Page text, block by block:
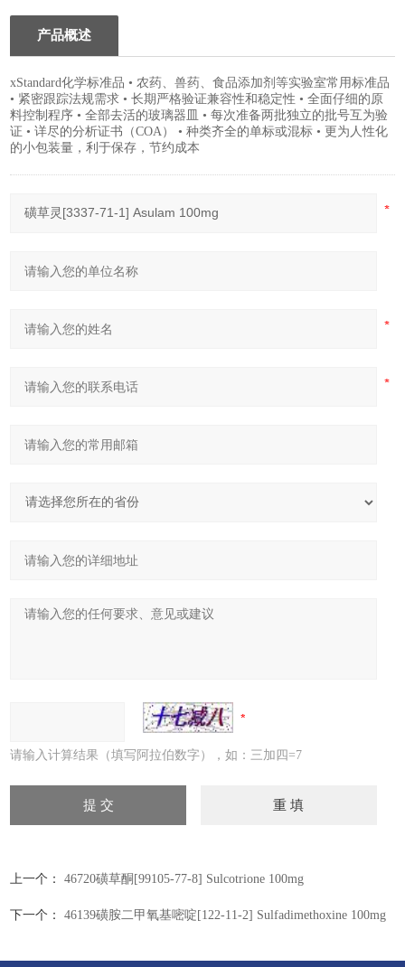
产品概述
xStandard化学标准品 • 农药、兽药、食品添加剂等实验室常用标准品
• 紧密跟踪法规需求 • 长期严格验证兼容性和稳定性 • 全面仔细的原
料控制程序 • 全部去活的玻璃器皿 • 每次准备两批独立的批号互为验
证 • 详尽的分析证书（COA） • 种类齐全的单标或混标 • 更为人性化
的小包装量，利于保存，节约成本
请输入计算结果（填写阿拉伯数字），如：三加四=7
上一个： 46720磺草酮[99105-77-8] Sulcotrione 100mg
下一个： 46139磺胺二甲氧基嘧啶[122-11-2] Sulfadimethoxine 100mg